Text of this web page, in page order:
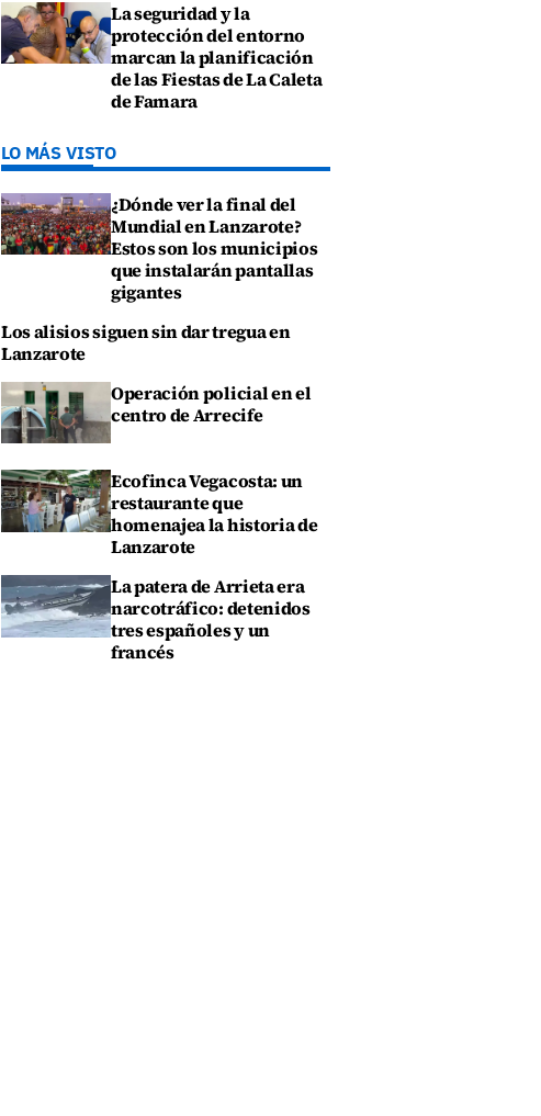
La seguridad y la
protección del entorno
marcan la planificación
de las Fiestas de La Caleta
de Famara
LO MÁS VISTO
¿Dónde ver la final del
Mundial en Lanzarote?
Estos son los municipios
que instalarán pantallas
gigantes
Los alisios siguen sin dar tregua en
Lanzarote
Operación policial en el
centro de Arrecife
Ecofinca Vegacosta: un
restaurante que
homenajea la historia de
Lanzarote
La patera de Arrieta era
narcotráfico: detenidos
tres españoles y un
francés